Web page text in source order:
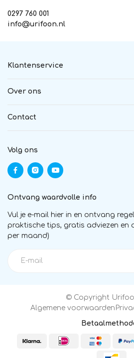
0297 760 001
info@urifoon.nl
Klantenservice
Over ons
Contact
Volg ons
Ontvang waardvolle info
Vul je e-mail hier in en ontvang
praktische tips, gratis adviezen en
per maand)
© Copyright
Algemene voorwaarden